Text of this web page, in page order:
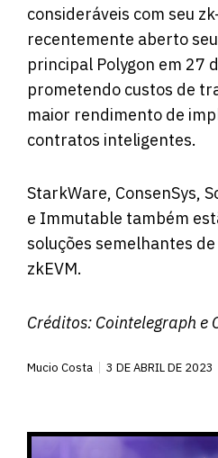
consideráveis ​​com seu
recentemente aberto
principal Polygon em 27
prometendo custos de
maior rendimento de
contratos inteligentes.
StarkWare, ConsenSys,
e Immutable também
soluções semelhantes
zkEVM.
Créditos: Cointelegraph e
Mucio Costa 3 DE ABRIL DE 2023